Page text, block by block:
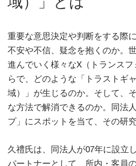
重要な意思決定や判断をする際
不安や不信、疑念を抱くのか。
進んでいく様々なX（トランス
らで、どのような「トラストギ
域）」が生じるのか。そして、
な方法で解消できるのか。同法
プ」にスポットを当て、その研
久禮氏は、同法人が07年に設立
パートナーとして、所内・客員